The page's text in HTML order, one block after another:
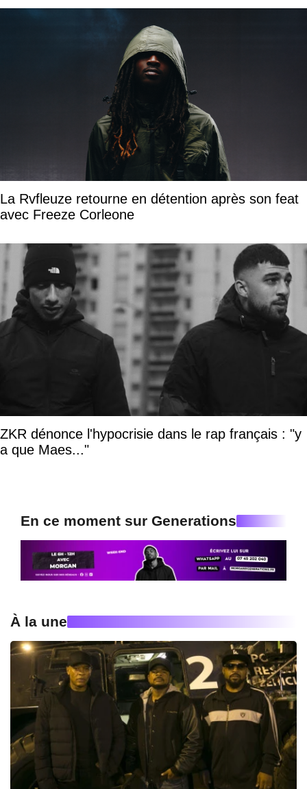
La Rvfleuze retourne en détention après son feat
avec Freeze Corleone
ZKR dénonce l'hypocrisie dans le rap français : "y
a que Maes..."
En ce moment sur Generations
À la une